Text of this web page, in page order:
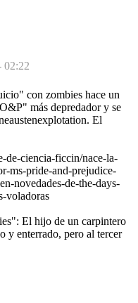
02:22
con zombies hace un
más depredador y se
El
ciencia-ficcin/nace-la-
ms-pride-and-prejudice-
novedades-de-the-days-
voladoras
El hijo de un carpintero
y enterrado, pero al tercer